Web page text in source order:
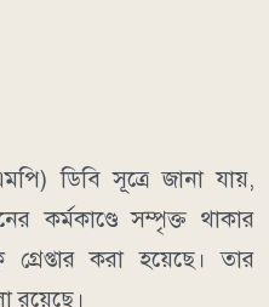
ডিবি সূত্রে জানা যায়,
কর্মকাণ্ডে সম্পৃক্ত থাকার
করা হয়েছে। তার
রয়েছে।